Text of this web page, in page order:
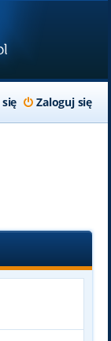
Zaloguj się